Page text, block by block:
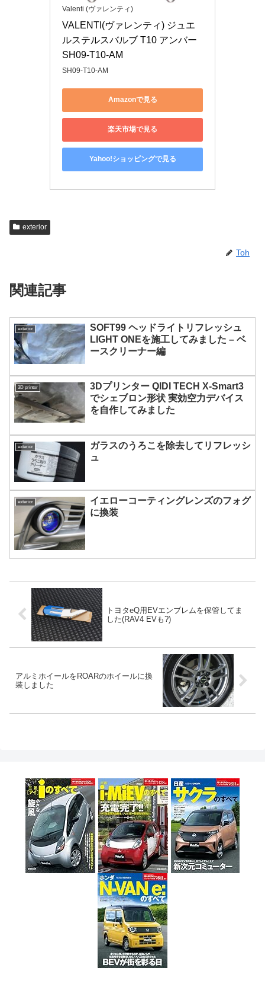
Valenti (ヴァレンティ)
VALENTI(ヴァレンティ) ジュエ
ルステルスバルブ T10 アンバー
SH09-T10-AM
SH09-T10-AM
Amazonで見る
楽天市場で見る
Yahoo!ショッピングで見る
exterior
Toh
関連記事
exterior
SOFT99 ヘッドライトリフレッシュ
LIGHT ONEを施工してみました – ベ
ースクリーナー編
3D printer
3Dプリンター QIDI TECH X-Smart3
でシェブロン形状 実効空力デバイス
を自作してみました
exterior
ガラスのうろこを除去してリフレッシ
ュ
exterior
イエローコーティングレンズのフォグ
に換装
トヨタeQ用EVエンブレムを保管してま
した(RAV4 EVも?)
アルミホイールをROARのホイールに換
装しました